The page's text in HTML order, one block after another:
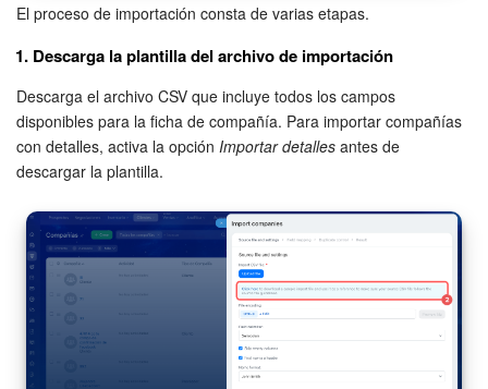
Gestión del inventario
Telefonía
Widget del empleado
Bitrix24 En Premisa
Bitrix24 Messenger
Preguntas generales
El proceso de importación consta de varias etapas.
1. Descarga la plantilla del archivo de importación
Descarga el archivo CSV que incluye todos los campos
disponibles para la ficha de compañía. Para importar compañías
con detalles, activa la opción Importar detalles antes de
descargar la plantilla.